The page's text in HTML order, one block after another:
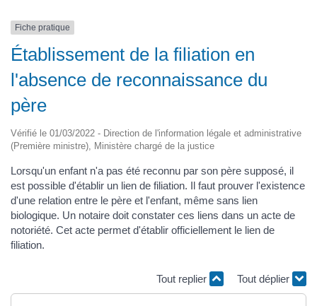
Fiche pratique
Établissement de la filiation en
l'absence de reconnaissance du
père
Vérifié le 01/03/2022 - Direction de l'information légale et administrative
(Première ministre), Ministère chargé de la justice
Lorsqu'un enfant n'a pas été reconnu par son père supposé, il
est possible d'établir un lien de filiation. Il faut prouver l'existence
d'une relation entre le père et l'enfant, même sans lien
biologique. Un notaire doit constater ces liens dans un acte de
notoriété. Cet acte permet d'établir officiellement le lien de
filiation.
Tout replier Tout déplier